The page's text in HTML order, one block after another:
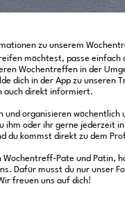
möchtest, passe einfach
Wochentreffen in der
dich in der App zu unseren
auch direkt informiert.
organisieren wöchentlich
ihm oder ihr gerne jederzeit
du kommst direkt zu dem
Pate und Patin,
Dafür musst du nur unser
freuen uns auf dich!
zu unserem